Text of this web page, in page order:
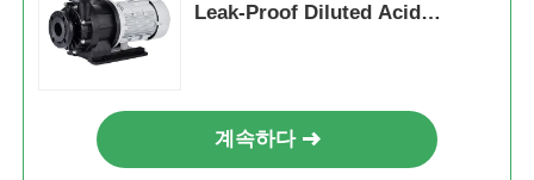
Leak-Proof Diluted Acid
계속하다